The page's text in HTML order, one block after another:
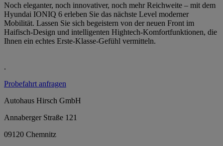
Noch eleganter, noch innovativer, noch mehr Reichweite – mit dem
Hyundai IONIQ 6 erleben Sie das nächste Level moderner
Mobilität. Lassen Sie sich begeistern von der neuen Front im
Haifisch-Design und intelligenten Hightech-Komfortfunktionen, die
Ihnen ein echtes Erste-Klasse-Gefühl vermitteln.
.
Probefahrt anfragen
Autohaus Hirsch GmbH
Annaberger Straße 121
09120 Chemnitz